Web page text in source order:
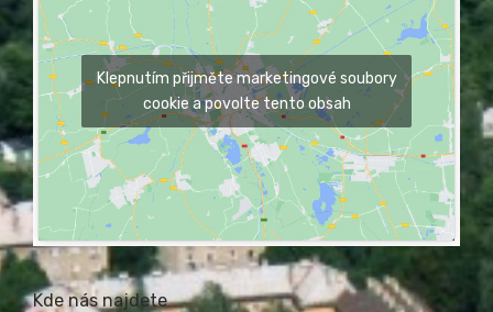
Klepnutím přijměte marketingové soubory
cookie a povolte tento obsah
Kde nás najdete